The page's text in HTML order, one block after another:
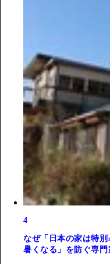
4
なぜ「日本の家は特
暑くなる」を防ぐ専